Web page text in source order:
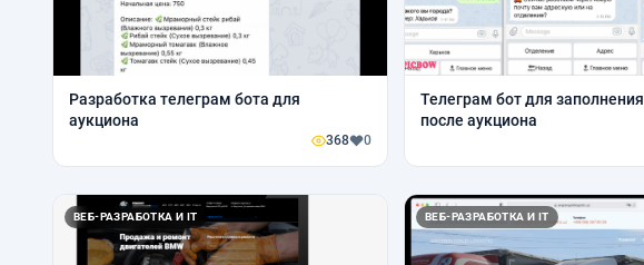
Разработка телеграм бота для
аукциона
368 0
Телеграм бот для
после аукциона
ВЕБ-РАЗРАБОТКА И IT ВЕБ-РАЗРАБОТКА И IT